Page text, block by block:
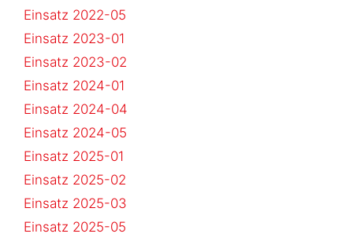
Einsatz 2022-05
Einsatz 2023-01
Einsatz 2023-02
Einsatz 2024-01
Einsatz 2024-04
Einsatz 2024-05
Einsatz 2025-01
Einsatz 2025-02
Einsatz 2025-03
Einsatz 2025-05